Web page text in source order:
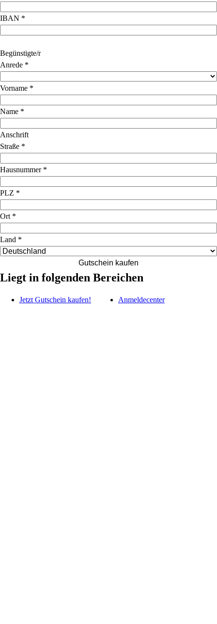
IBAN *
Begünstigte/r
Anrede *
Vorname *
Name *
Anschrift
Straße *
Hausnummer*
PLZ *
Ort *
Land *
Gutschein kaufen
Liegt in folgenden Bereichen
Jetzt Gutschein kaufen! Anmeldecenter